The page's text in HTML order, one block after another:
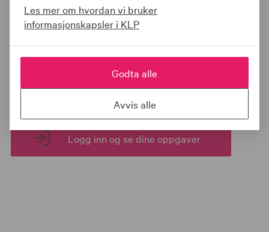
land
om du er politisk eksponert person
Du får beskjed på e-post hvis du har en oppgave som
må løses. Logg inn i portalen for å se og fullføre
oppgaven.
Logg inn og se dine oppgaver
Les mer om hvordan vi bruker
informasjonskapsler i KLP
Godta alle
Avvis alle